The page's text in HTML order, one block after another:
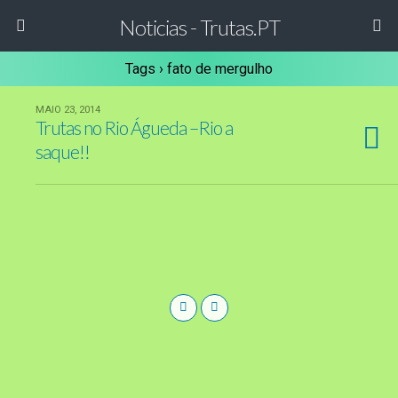
Noticias - Trutas.PT
Tags › fato de mergulho
MAIO 23, 2014
Trutas no Rio Águeda –Rio a
saque!!